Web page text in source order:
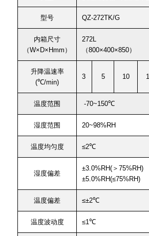
型号 QZ-272TK/G
内箱尺寸
（W×D×Hmm）
272L
（800×400×850）
升降温速率
(℃/min)
3 5 10
温度范围 -70~150℃
湿度范围 20~98%RH
温度均匀度 ≤2℃
湿度偏差
±3.0%RH(＞75%RH)
±5.0%RH(≤75%RH)
温度偏差 ≤±2℃
温度波动度 ≤1℃